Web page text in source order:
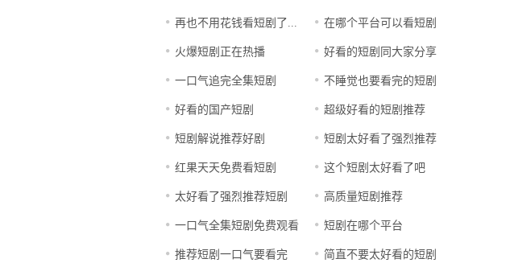
在哪个平台可以看短剧
火爆短剧正在热播 好看的短剧同大家分享
一口气追完全集短剧 不睡觉也要看完的短剧
好看的国产短剧 超级好看的短剧推荐
短剧解说推荐好剧 短剧太好看了强烈推荐
红果天天免费看短剧 这个短剧太好看了吧
太好看了强烈推荐短剧 高质量短剧推荐
一口气全集短剧免费观看 短剧在哪个平台
推荐短剧一口气要看完 简直不要太好看的短剧